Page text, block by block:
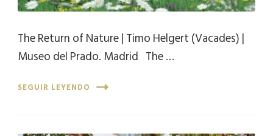
The Return of Nature | Timo Helgert (Vacades) |
Museo del Prado. Madrid The …
SEGUIR LEYENDO